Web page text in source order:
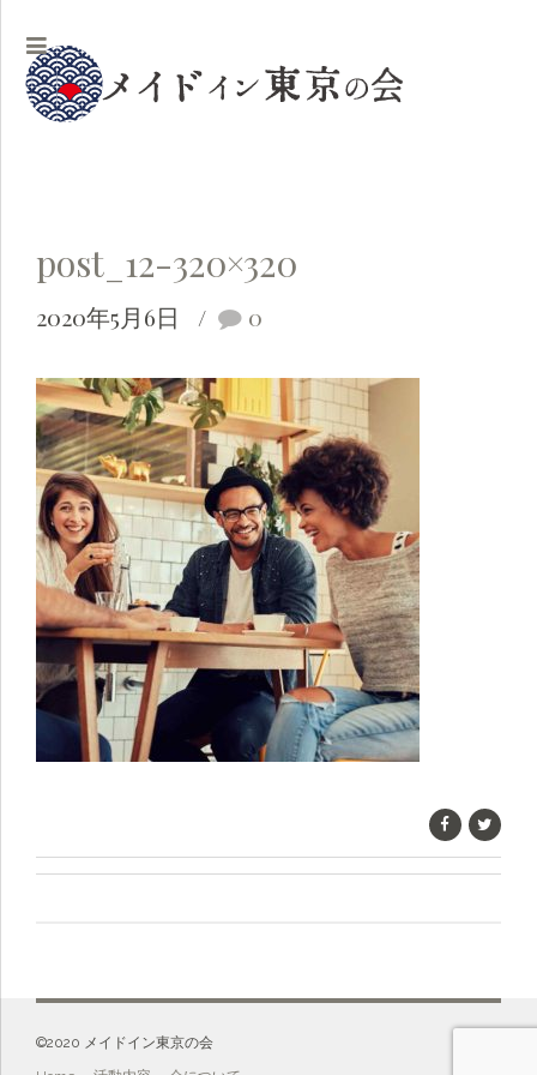
post_12-320×320
2020年5月6日 0
©️2020 メイドイン東京の会